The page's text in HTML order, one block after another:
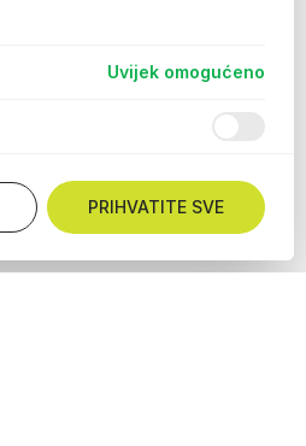
Uvijek omogućeno
PRIHVATITE SVE